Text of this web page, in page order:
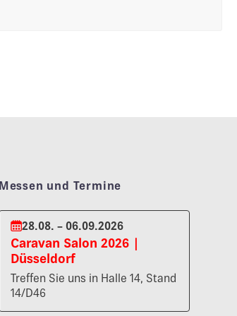
Messen und Termine
28.08. – 06.09.2026
Caravan Salon 2026 |
Düsseldorf
Treffen Sie uns in Halle 14, Stand
14/D46